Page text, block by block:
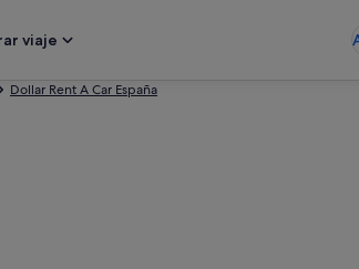
viaje
Dollar Rent A Car España